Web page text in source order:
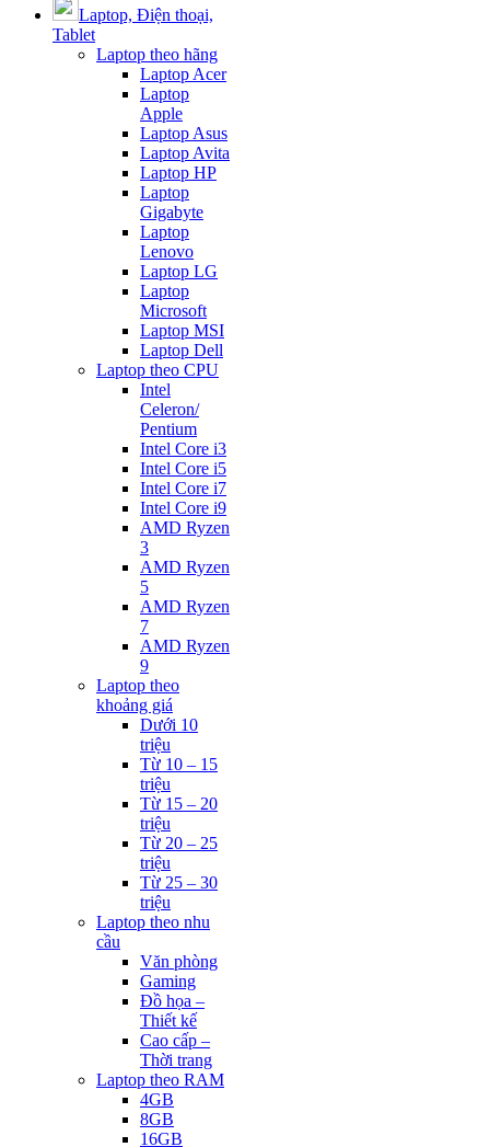
Laptop, Điện thoại,
Tablet
Laptop theo hãng
Laptop Acer
Laptop
Apple
Laptop Asus
Laptop Avita
Laptop HP
Laptop
Gigabyte
Laptop
Lenovo
Laptop LG
Laptop
Microsoft
Laptop MSI
Laptop Dell
Laptop theo CPU
Intel
Celeron/
Pentium
Intel Core i3
Intel Core i5
Intel Core i7
Intel Core i9
AMD Ryzen
3
AMD Ryzen
5
AMD Ryzen
7
AMD Ryzen
9
Laptop theo
khoảng giá
Dưới 10
triệu
Từ 10 – 15
triệu
Từ 15 – 20
triệu
Từ 20 – 25
triệu
Từ 25 – 30
triệu
Laptop theo nhu
cầu
Văn phòng
Gaming
Đồ họa –
Thiết kế
Cao cấp –
Thời trang
Laptop theo RAM
4GB
8GB
16GB